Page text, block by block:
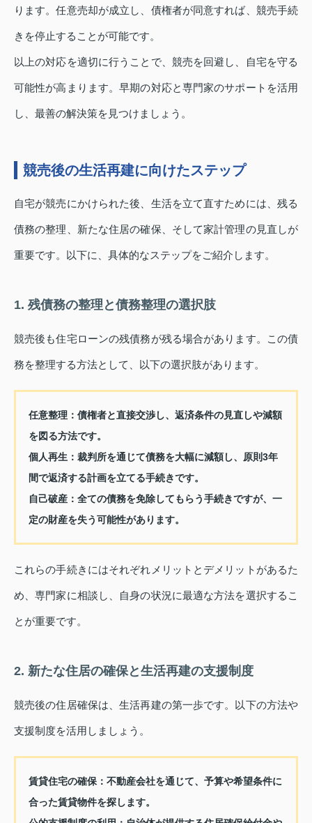
ります。任意売却が成立し、債権者が同意すれば、競売手続
きを停止することが可能です。
以上の対応を適切に行うことで、競売を回避し、自宅を守る
可能性が高まります。早期の対応と専門家のサポートを活用
し、最善の解決策を見つけましょう。
競売後の生活再建に向けたステップ
自宅が競売にかけられた後、生活を立て直すためには、残る
債務の整理、新たな住居の確保、そして家計管理の見直しが
重要です。以下に、具体的なステップをご紹介します。
1. 残債務の整理と債務整理の選択肢
競売後も住宅ローンの残債務が残る場合があります。この債
務を整理する方法として、以下の選択肢があります。
任意整理： 債権者と直接交渉し、返済条件の見直しや減額
を図る方法です。
個人再生： 裁判所を通じて債務を大幅に減額し、原則3年
間で返済する計画を立てる手続きです。
自己破産： 全ての債務を免除してもらう手続きですが、一
定の財産を失う可能性があります。
これらの手続きにはそれぞれメリットとデメリットがあるた
め、専門家に相談し、自身の状況に最適な方法を選択するこ
とが重要です。
2. 新たな住居の確保と生活再建の支援制度
競売後の住居確保は、生活再建の第一歩です。以下の方法や
支援制度を活用しましょう。
賃貸住宅の確保： 不動産会社を通じて、予算や希望条件に
合った賃貸物件を探します。